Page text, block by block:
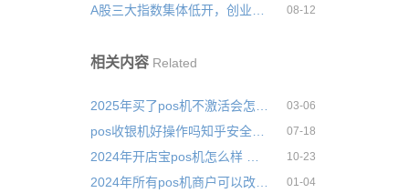
08-12
相关内容 Related
03-06
pos收银机好操作吗知乎安全可靠吗 07-18
10-23
2024年所有pos机商户可以改商户吗 01-04